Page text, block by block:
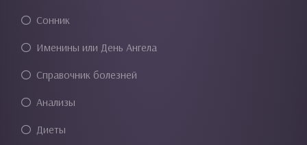
Сонник
Именины или День Ангела
Справочник болезней
Анализы
Диеты